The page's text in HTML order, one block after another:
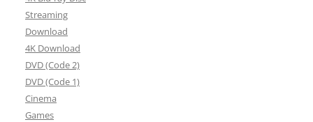
Streaming
Download
4K Download
DVD (Code 2)
DVD (Code 1)
Cinema
Games